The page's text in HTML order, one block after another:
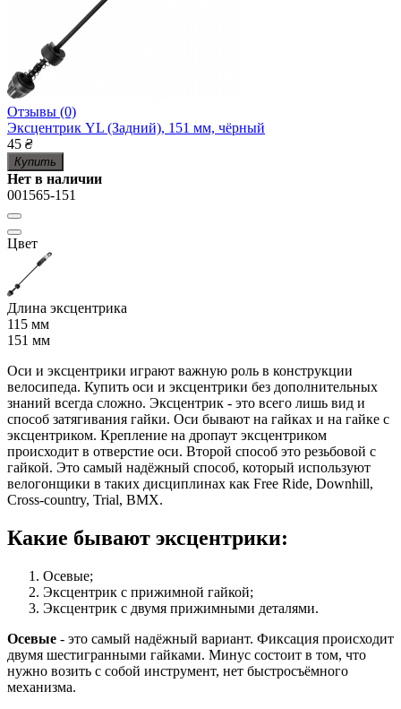
Отзывы (0)
Эксцентрик YL (Задний), 151 мм, чёрный
45 ₴
Купить
Нет в наличии
001565-151
Цвет
Длина эксцентрика
115 мм
151 мм
Оси и эксцентрики играют важную роль в конструкции
велосипеда. Купить оси и эксцентрики без дополнительных
знаний всегда сложно. Эксцентрик - это всего лишь вид и
способ затягивания гайки. Оси бывают на гайках и на гайке с
эксцентриком. Крепление на дропаут эксцентриком
происходит в отверстие оси. Второй способ это резьбовой с
гайкой. Это самый надёжный способ, который используют
велогонщики в таких дисциплинах как Free Ride, Downhill,
Cross-country, Trial, BMX.
Какие бывают эксцентрики:
Осевые;
Эксцентрик с прижимной гайкой;
Эксцентрик с двумя прижимными деталями.
Осевые - это самый надёжный вариант. Фиксация происходит
двумя шестигранными гайками. Минус состоит в том, что
нужно возить с собой инструмент, нет быстросъёмного
механизма.